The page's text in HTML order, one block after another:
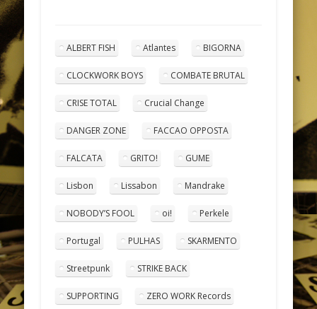
ALBERT FISH Atlantes BIGORNA
CLOCKWORK BOYS COMBATE BRUTAL
CRISE TOTAL Crucial Change
DANGER ZONE FACCAO OPPOSTA
FALCATA GRITO! GUME
Lisbon Lissabon Mandrake
NOBODY’S FOOL oi! Perkele
Portugal PULHAS SKARMENTO
Streetpunk STRIKE BACK
SUPPORTING ZERO WORK Records